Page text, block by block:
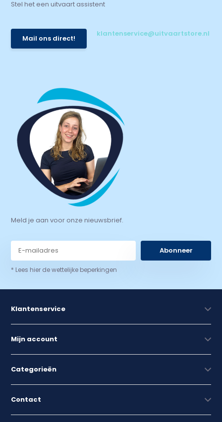
Stel het een uitvaart assistent
Mail ons direct!
klantenservice@uitvaartstore.nl
Meld je aan voor onze nieuwsbrief.
Abonneer
* Lees hier de wettelijke beperkingen
Klantenservice
Mijn account
Categorieën
Contact